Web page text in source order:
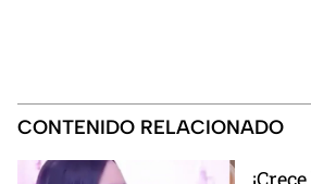
CONTENIDO RELACIONADO